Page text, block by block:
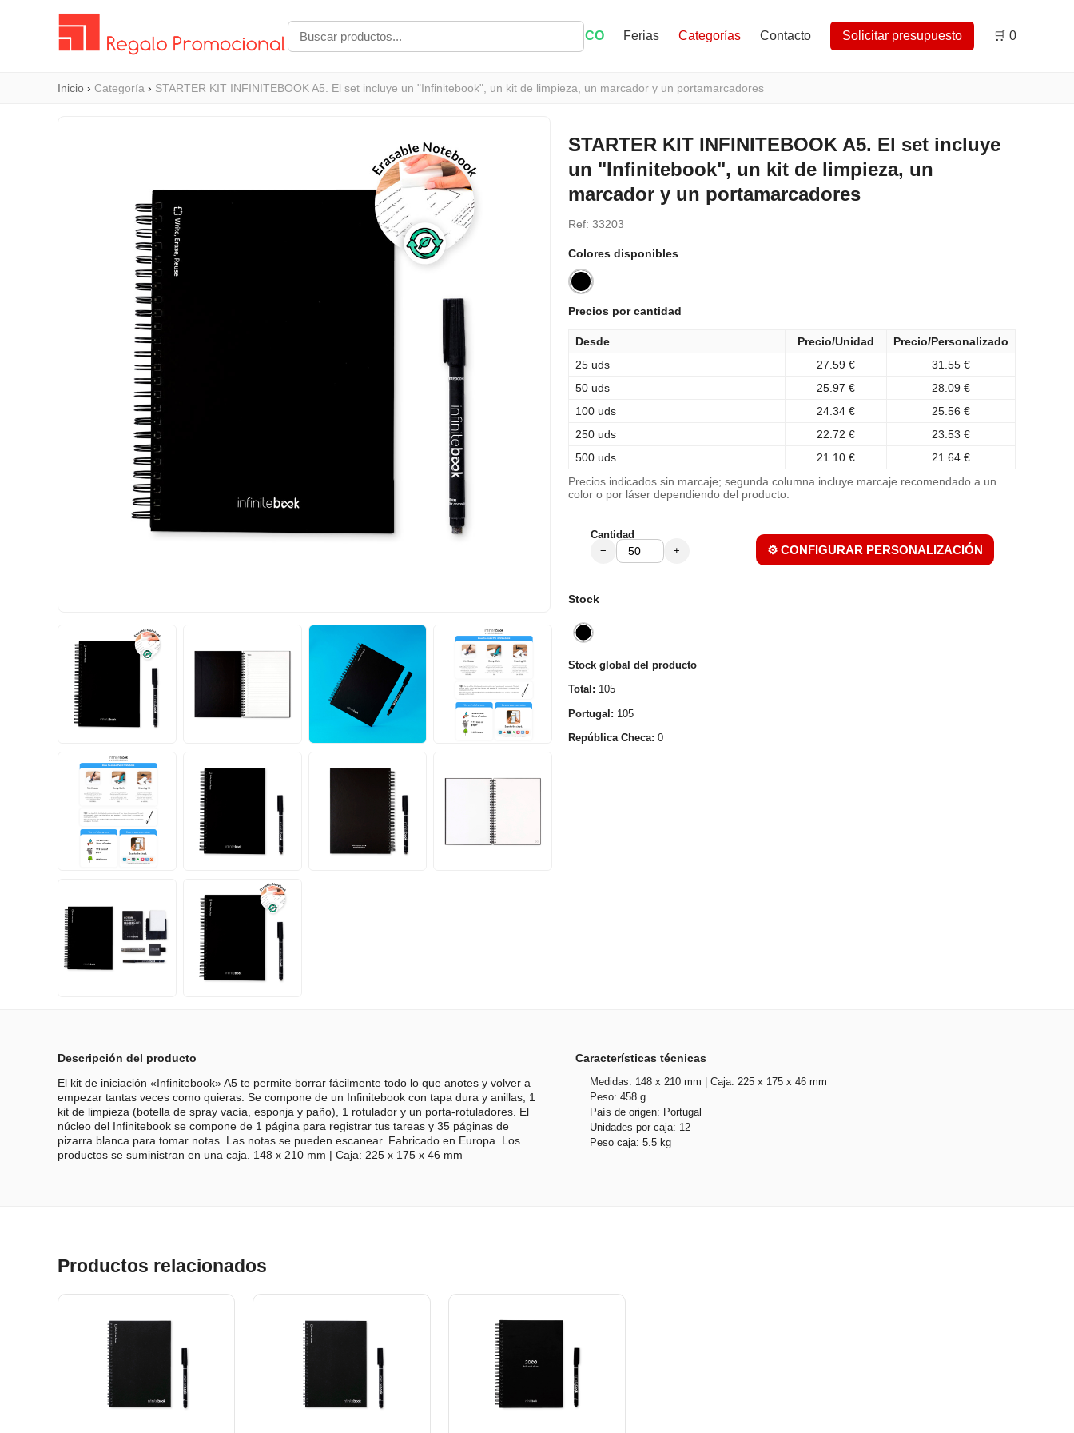
ECO Ferias Categorías Contacto Solicitar presupuesto 🛒 0
Inicio › Categoría › STARTER KIT INFINITEBOOK A5. El set incluye un "Infinitebook", un kit de limpieza, un marcador y un portamarcadores
STARTER KIT INFINITEBOOK A5. El set incluye
un "Infinitebook", un kit de limpieza, un
marcador y un portamarcadores
Ref: 33203
Colores disponibles
Precios por cantidad
Desde Precio/Unidad
Precio/Personalizado
25 uds
27.59 €
31.55 €
50 uds
25.97 €
28.09 €
100 uds
24.34 €
25.56 €
250 uds
22.72 €
23.53 €
500 uds
21.10 € 21.64 €
Precios indicados sin marcaje; segunda columna incluye marcaje recomendado a un
color o por láser dependiendo del producto.
Cantidad
− + ⚙️ CONFIGURAR PERSONALIZACIÓN
Stock
Stock global del producto
Total: 105
Portugal: 105
República Checa: 0
Descripción del producto
El kit de iniciación «Infinitebook» A5 te permite borrar fácilmente todo lo que anotes y volver a
empezar tantas veces como quieras. Se compone de un Infinitebook con tapa dura y anillas, 1
kit de limpieza (botella de spray vacía, esponja y paño), 1 rotulador y un porta-rotuladores. El
núcleo del Infinitebook se compone de 1 página para registrar tus tareas y 35 páginas de
pizarra blanca para tomar notas. Las notas se pueden escanear. Fabricado en Europa. Los
productos se suministran en una caja. 148 x 210 mm | Caja: 225 x 175 x 46 mm
Características técnicas
Medidas: 148 x 210 mm | Caja: 225 x 175 x 46 mm
Peso: 458 g
País de origen: Portugal
Unidades por caja: 12
Peso caja: 5.5 kg
Productos relacionados